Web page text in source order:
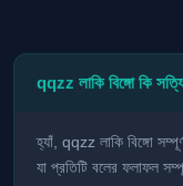
qqzz লাকি বিঙ্গো কি
হ্যাঁ, qqzz লাকি বিঙ্গো
যা প্রতিটি বলের ফলাফল